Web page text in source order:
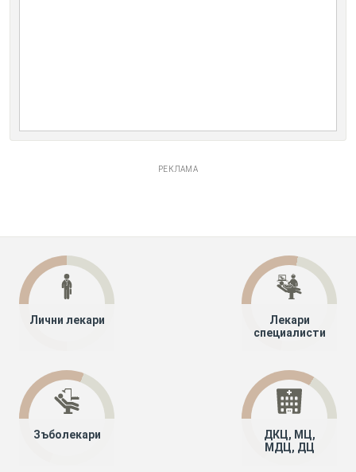
РЕКЛАМА
Лични лекари
Лекари
специалисти
Зъболекари
ДКЦ, МЦ,
МДЦ, ДЦ